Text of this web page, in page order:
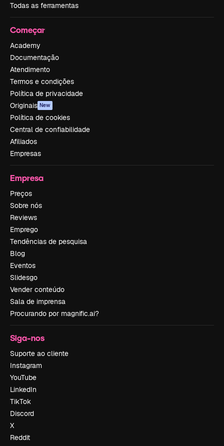
Todas as ferramentas
Começar
Academy
Documentação
Atendimento
Termos e condições
Política de privacidade
Originais New
Política de cookies
Central de confiabilidade
Afiliados
Empresas
Empresa
Preços
Sobre nós
Reviews
Emprego
Tendências de pesquisa
Blog
Eventos
Slidesgo
Vender conteúdo
Sala de imprensa
Procurando por magnific.ai?
Siga-nos
Suporte ao cliente
Instagram
YouTube
LinkedIn
TikTok
Discord
X
Reddit